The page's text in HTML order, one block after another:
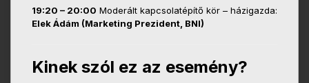
19:20 – 20:00 Moderált kapcsolatépítő kör – házigazda:
Elek Ádám (Marketing Prezident, BNI)
Kinek szól ez az esemény?